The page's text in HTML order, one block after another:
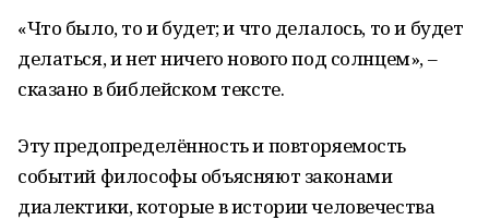
«Что было, то и будет; и что делалось, то и будет
делаться, и нет ничего нового под солнцем», –
сказано в библейском тексте.
Эту предопределённость и повторяемость
событий философы объясняют законами
диалектики, которые в истории человечества